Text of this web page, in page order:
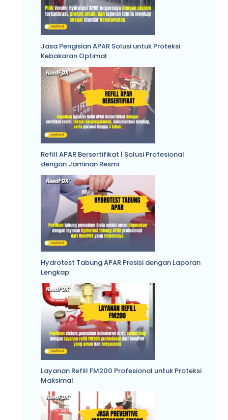
Jasa Pengisian APAR Solusi untuk Proteksi
Kebakaran Optimal
Refill APAR Bersertifikat | Solusi Profesional
dengan Jaminan Resmi
Hydrotest Tabung APAR Presisi dengan Laporan
Lengkap
Layanan Refill FM200 Profesional untuk Proteksi
Maksimal